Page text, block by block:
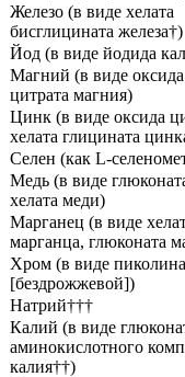
Железо (в виде хелата
бисглицината железа†)
Йод (в виде йодида
Магний (в виде
цитрата магния)
Цинк (в виде оксида
хелата глицината
Селен (как L-
Медь (в виде
хелата меди)
Марганец (в виде
марганца, глюконата
Хром (в виде
[бездрожжевой])
Натрий†††
Калий (в виде
аминокислотного
калия††)